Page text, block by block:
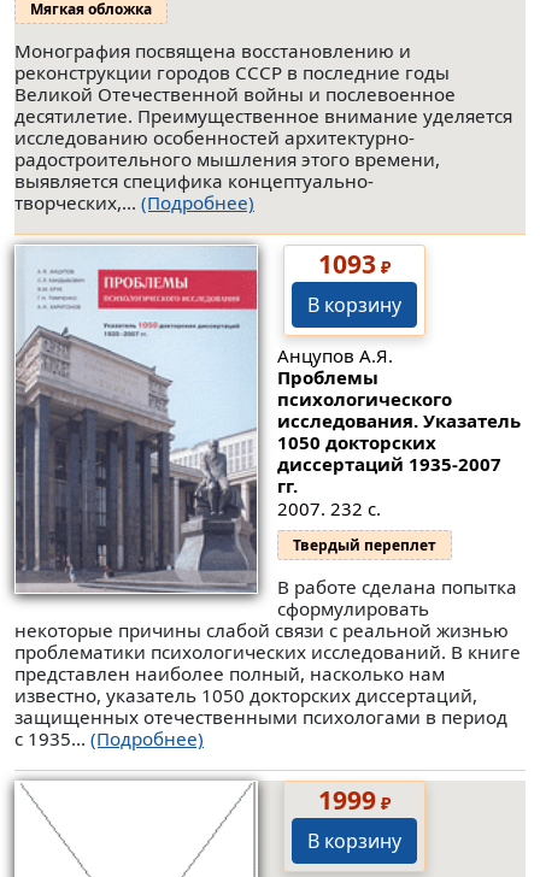
Мягкая обложка
Монография посвящена восстановлению и
реконструкции городов СССР в последние годы
Великой Отечественной войны и послевоенное
десятилетие. Преимущественное внимание уделяется
исследованию особенностей архитектурно-
радостроительного мышления этого времени,
выявляется специфика концептуально-
творческих,... (Подробнее)
1093₽
В корзину
Анцупов А.Я.
Проблемы
психологического
исследования. Указатель
1050 докторских
диссертаций 1935-2007
гг.
2007. 232 с.
Твердый переплет
В работе сделана попытка
сформулировать
некоторые причины слабой связи с реальной жизнью
проблематики психологических исследований. В книге
представлен наиболее полный, насколько нам
известно, указатель 1050 докторских диссертаций,
защищенных отечественными психологами в период
с 1935... (Подробнее)
1999₽
В корзину